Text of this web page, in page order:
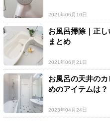
2021年06月10日
お風呂掃除｜正
まとめ
2021年06月21日
お風呂の天井の
めのアイテムは？
2023年04月24日